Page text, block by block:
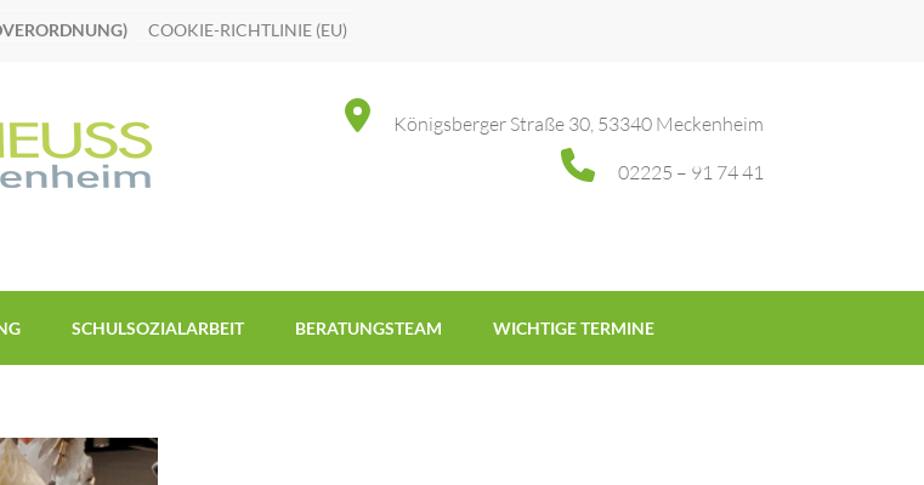
COOKIE-RICHTLINIE (EU)
Königsberger Straße 30, 53340 Meckenheim
02225 – 91 74 41
SCHULSOZIALARBEIT BERATUNGSTEAM WICHTIGE TERMINE